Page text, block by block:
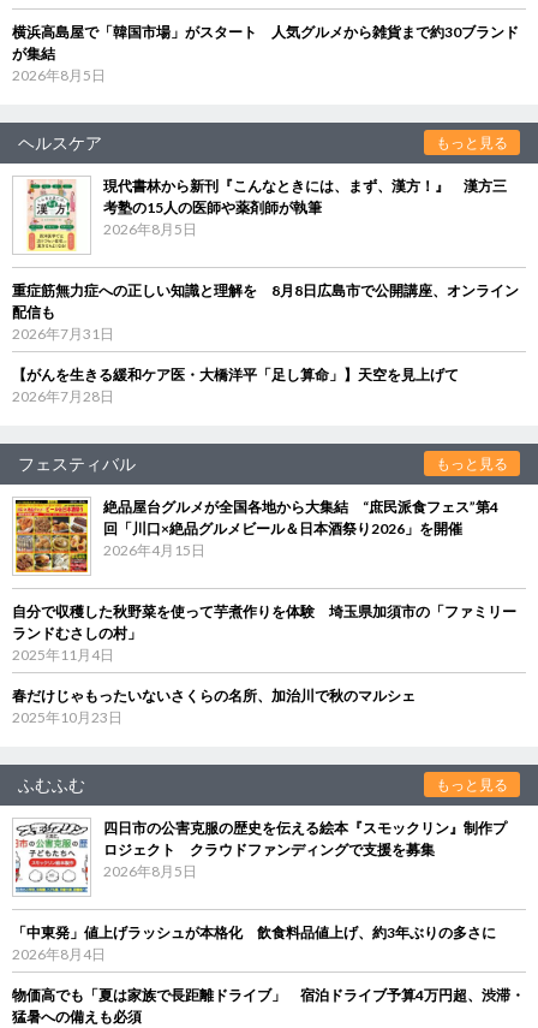
横浜高島屋で「韓国市場」がスタート 人気グルメから雑貨まで約30ブランド
が集結
2026年8月5日
ヘルスケア もっと見る
現代書林から新刊『こんなときには、まず、漢方！』 漢方三
考塾の15人の医師や薬剤師が執筆
2026年8月5日
重症筋無力症への正しい知識と理解を 8月8日広島市で公開講座、オンライン
配信も
2026年7月31日
【がんを生きる緩和ケア医・大橋洋平「足し算命」】天空を見上げて
2026年7月28日
フェスティバル もっと見る
絶品屋台グルメが全国各地から大集結 “庶民派食フェス”第4
回「川口×絶品グルメビール＆日本酒祭り2026」を開催
2026年4月15日
自分で収穫した秋野菜を使って芋煮作りを体験 埼玉県加須市の「ファミリー
ランドむさしの村」
2025年11月4日
春だけじゃもったいないさくらの名所、加治川で秋のマルシェ
2025年10月23日
ふむふむ もっと見る
四日市の公害克服の歴史を伝える絵本『スモックリン』制作プ
ロジェクト クラウドファンディングで支援を募集
2026年8月5日
「中東発」値上げラッシュが本格化 飲食料品値上げ、約3年ぶりの多さに
2026年8月4日
物価高でも「夏は家族で長距離ドライブ」 宿泊ドライブ予算4万円超、渋滞・
猛暑への備えも必須